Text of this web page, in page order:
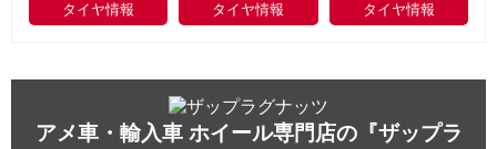
タイヤ情報 タイヤ情報 タイヤ情報
アメ車・輸入車 ホイール専門店の『ザップラ